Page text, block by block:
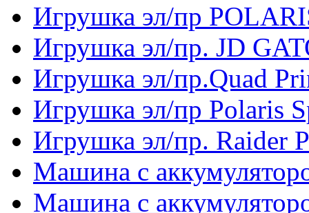
Игрушка эл/пр
Игрушка эл/пр. JD
Игрушка эл/пр.Quad
Игрушка эл/пр Polaris
Игрушка эл/пр. Raider
Машина с
Машина с